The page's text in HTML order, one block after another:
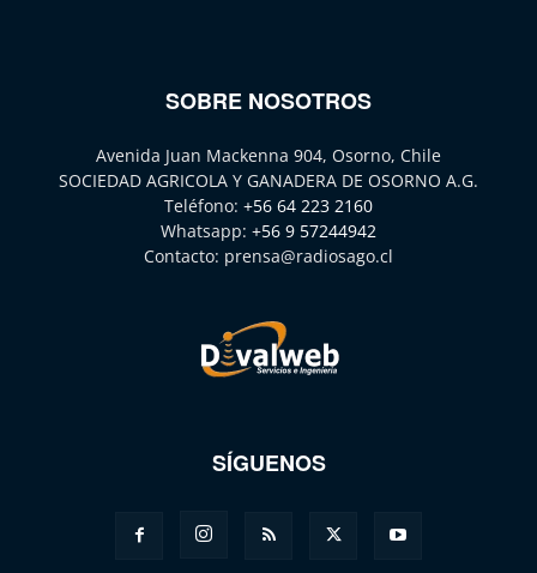
SOBRE NOSOTROS
Avenida Juan Mackenna 904, Osorno, Chile
SOCIEDAD AGRICOLA Y GANADERA DE OSORNO A.G.
Teléfono: +56 64 223 2160
Whatsapp: +56 9 57244942
Contacto: prensa@radiosago.cl
SÍGUENOS